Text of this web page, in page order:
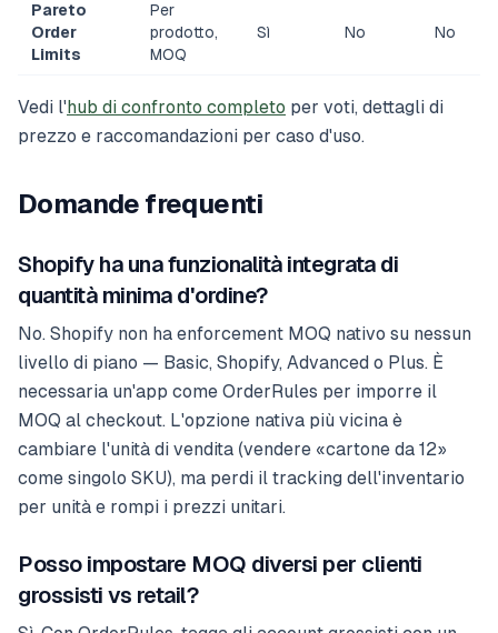
Pareto
Order
Limits
Per
prodotto,
MOQ
Sì No No
Vedi l' hub di confronto completo per voti, dettagli di
prezzo e raccomandazioni per caso d'uso.
Domande frequenti
Shopify ha una funzionalità integrata di
quantità minima d'ordine?
No. Shopify non ha enforcement MOQ nativo su nessun
livello di piano — Basic, Shopify, Advanced o Plus. È
necessaria un'app come OrderRules per imporre il
MOQ al checkout. L'opzione nativa più vicina è
cambiare l'unità di vendita (vendere «cartone da 12»
come singolo SKU), ma perdi il tracking dell'inventario
per unità e rompi i prezzi unitari.
Posso impostare MOQ diversi per clienti
grossisti vs retail?